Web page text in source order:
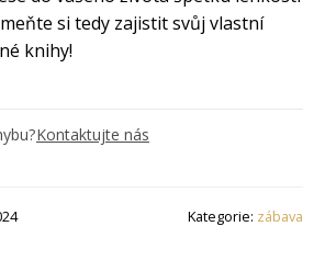
si tedy zajistit svůj vlastní
knihy!
Kontaktujte nás
Kategorie: zábava